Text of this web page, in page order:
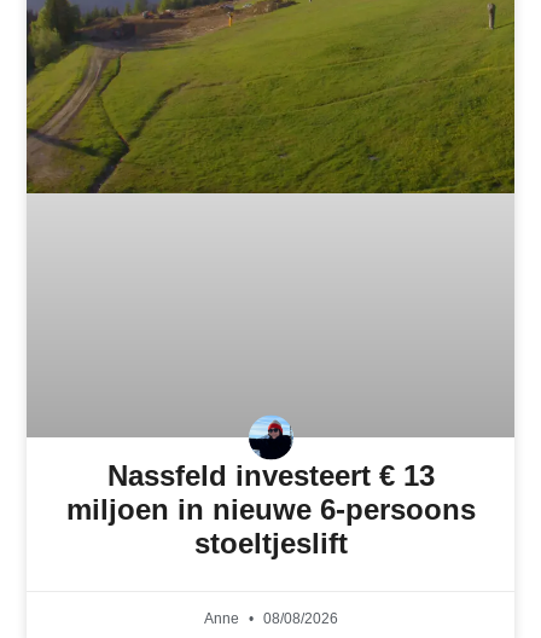
Nassfeld investeert € 13
miljoen in nieuwe 6-persoons
stoeltjeslift
Anne 08/08/2026